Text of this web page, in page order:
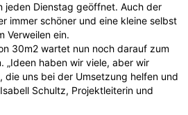
jeden Dienstag geöffnet. Auch der
immer schöner und eine kleine selbst
Verweilen ein.
30m2 wartet nun noch darauf zum
„Ideen haben wir viele, aber wir
die uns bei der Umsetzung helfen und
Schultz, Projektleiterin und